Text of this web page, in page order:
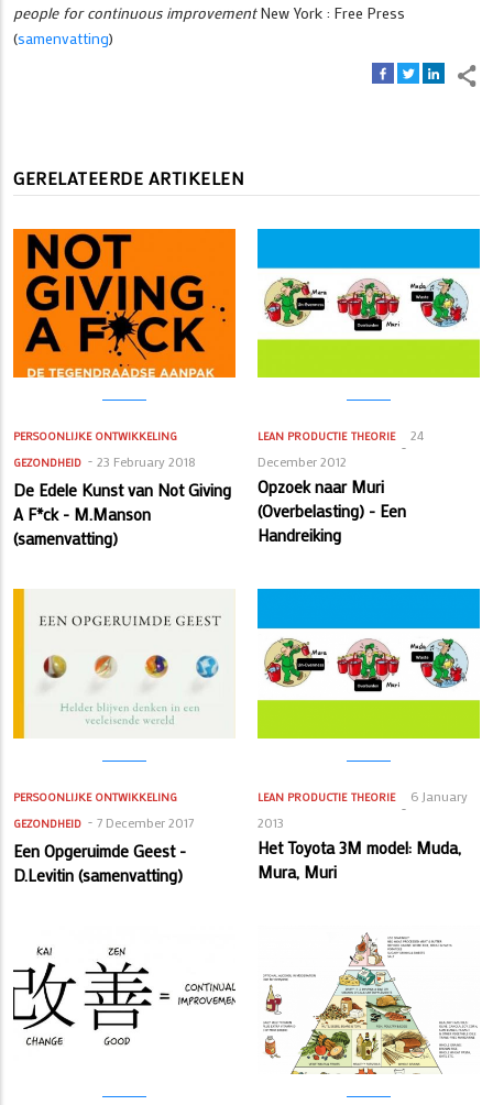
people for continuous improvementNew York : Free Press
(samenvatting)
GERELATEERDE ARTIKELEN
PERSOONLIJKE ONTWIKKELING
GEZONDHEID
23 February 2018
De Edele Kunst van Not Giving
A F*ck - M.Manson
(samenvatting)
LEAN PRODUCTIE THEORIE
24
December 2012
Opzoek naar Muri
(Overbelasting) - Een
Handreiking
PERSOONLIJKE ONTWIKKELING
GEZONDHEID
7 December 2017
Een Opgeruimde Geest -
D.Levitin (samenvatting)
LEAN PRODUCTIE THEORIE
6 January
2013
Het Toyota 3M model: Muda,
Mura, Muri